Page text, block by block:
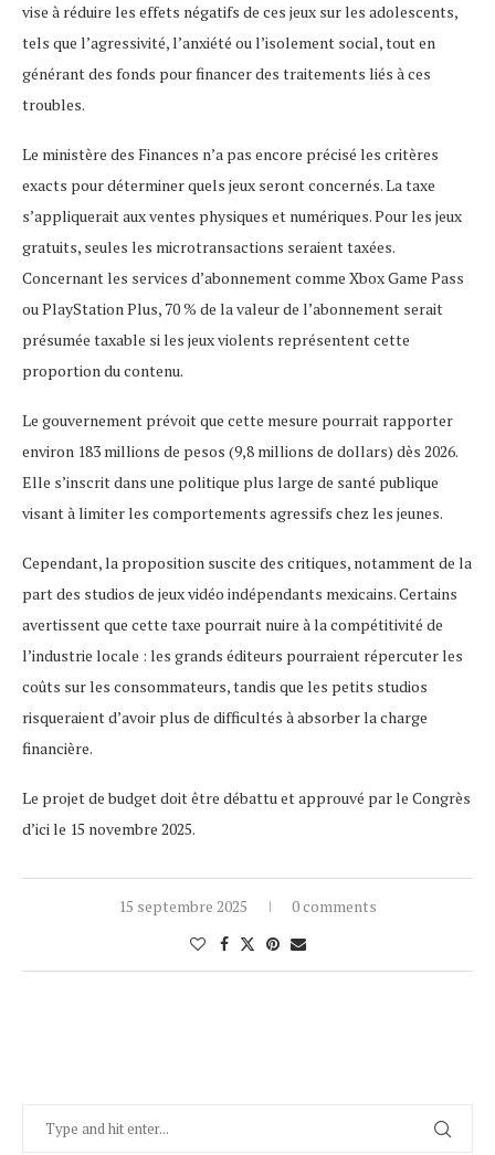
vise à réduire les effets négatifs de ces jeux sur les adolescents,
tels que l’agressivité, l’anxiété ou l’isolement social, tout en
générant des fonds pour financer des traitements liés à ces
troubles.
Le ministère des Finances n’a pas encore précisé les critères
exacts pour déterminer quels jeux seront concernés. La taxe
s’appliquerait aux ventes physiques et numériques. Pour les jeux
gratuits, seules les microtransactions seraient taxées.
Concernant les services d’abonnement comme Xbox Game Pass
ou PlayStation Plus, 70 % de la valeur de l’abonnement serait
présumée taxable si les jeux violents représentent cette
proportion du contenu.
Le gouvernement prévoit que cette mesure pourrait rapporter
environ 183 millions de pesos (9,8 millions de dollars) dès 2026.
Elle s’inscrit dans une politique plus large de santé publique
visant à limiter les comportements agressifs chez les jeunes.
Cependant, la proposition suscite des critiques, notamment de la
part des studios de jeux vidéo indépendants mexicains. Certains
avertissent que cette taxe pourrait nuire à la compétitivité de
l’industrie locale : les grands éditeurs pourraient répercuter les
coûts sur les consommateurs, tandis que les petits studios
risqueraient d’avoir plus de difficultés à absorber la charge
financière.
Le projet de budget doit être débattu et approuvé par le Congrès
d’ici le 15 novembre 2025.
15 septembre 2025 0 comments